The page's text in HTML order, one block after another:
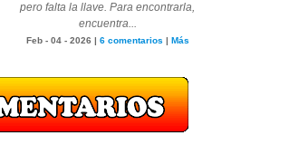
pero falta la llave. Para encontrarla,
encuentra...
Feb - 04 - 2026 | 6 comentarios | Más